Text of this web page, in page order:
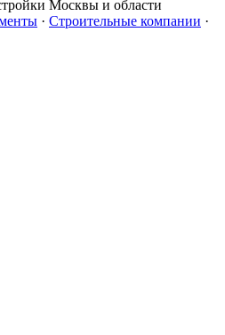
Москвы и области
· Строительные компании ·